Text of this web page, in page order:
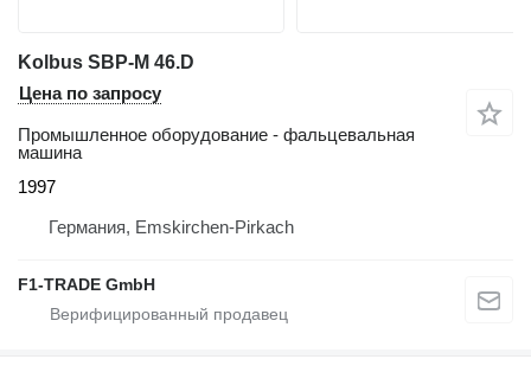
Kolbus SBP-M 46.D
Цена по запросу
Промышленное оборудование - фальцевальная
машина
1997
Германия, Emskirchen-Pirkach
F1-TRADE GmbH